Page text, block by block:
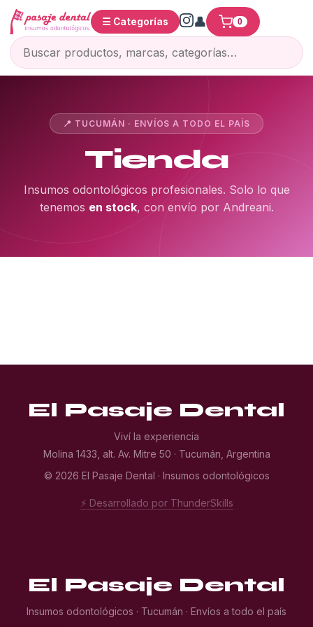
☰ Categorías 0
📍 TUCUMÁN · ENVÍOS A TODO EL PAÍS
Tienda
Insumos odontológicos profesionales. Solo lo que
tenemos en stock, con envío por Andreani.
El Pasaje Dental
Viví la experiencia
Molina 1433, alt. Av. Mitre 50 · Tucumán, Argentina
© 2026 El Pasaje Dental · Insumos odontológicos
⚡ Desarrollado por ThunderSkills
El Pasaje Dental
Insumos odontológicos · Tucumán · Envíos a todo el país